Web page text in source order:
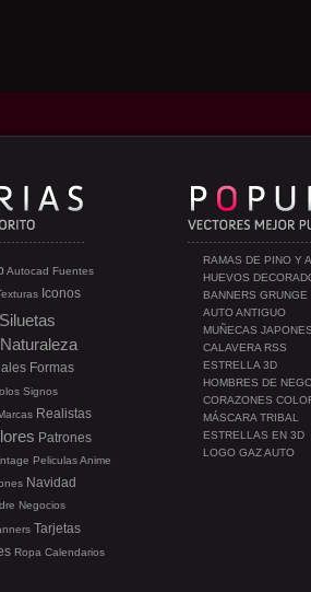
RAMAS DE PINO Y
HUEVOS
BANNERS GRUNGE
AUTO ANTIGUO
MUÑECAS
CALAVERA RSS
ESTRELLA 3D
HOMBRES DE
CORAZONES
MÁSCARA TRIBAL
ESTRELLAS EN 3D
LOGO GAZ AUTO
Autocad Fuentes
Iconos
Siluetas
Naturaleza
Formas
Signos
Realistas
Patrones
PeliculasAnime
Navidad
Negocios
Tarjetas
Ropa Calendarios